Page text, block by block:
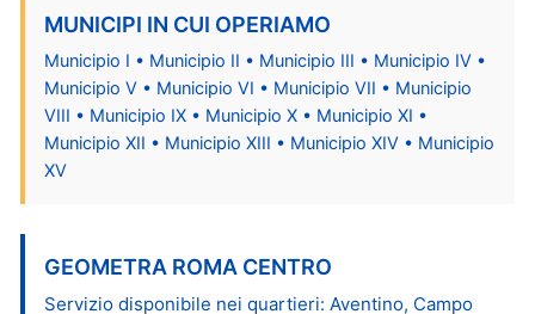
MUNICIPI IN CUI OPERIAMO
Municipio I • Municipio II • Municipio III • Municipio IV •
Municipio V • Municipio VI • Municipio VII • Municipio
VIII • Municipio IX • Municipio X • Municipio XI •
Municipio XII • Municipio XIII • Municipio XIV • Municipio
XV
GEOMETRA ROMA CENTRO
Servizio disponibile nei quartieri: Aventino, Campo